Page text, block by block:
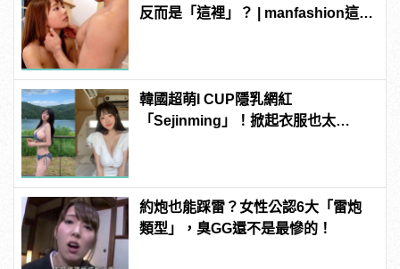
反而是「這裡」？ | manfashion這樣
韓國超萌I CUP隱乳網紅
「Sejinming」！掀起衣服也太
約炮也能踩雷？女性公認6大「雷炮
類型」，臭GG還不是最慘的！